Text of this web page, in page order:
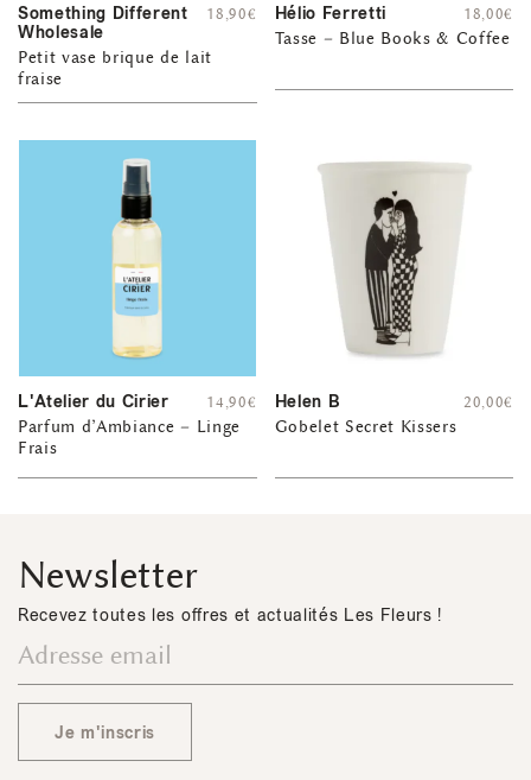
Something Different
Wholesale
Petit vase brique de lait
fraise
18,90€ Hélio Ferretti
Tasse – Blue Books & Coffee
18,00€
L'Atelier du Cirier
Parfum d’Ambiance – Linge
Frais
14,90€ Helen B
Gobelet Secret Kissers
20,00€
Newsletter
Recevez toutes les offres et actualités Les Fleurs !
Je m'inscris